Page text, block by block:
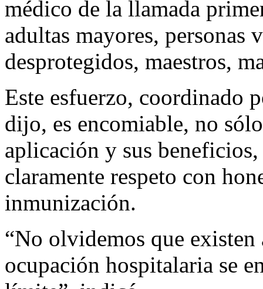
médico de la llamada
adultas mayores, personas
desprotegidos, maestros,
Este esfuerzo, coordinado
dijo, es encomiable, no
aplicación y sus
claramente respeto con
inmunización.
“No olvidemos que existen
ocupación hospitalaria se